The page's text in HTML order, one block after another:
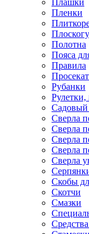
Плашки
Пленки
Полотна
Пояса
Правила
Рубанки
Садовый
Сверла
Сверла
Сверла
Сверла
Сверла
Скобы
Скотчи
Смазки